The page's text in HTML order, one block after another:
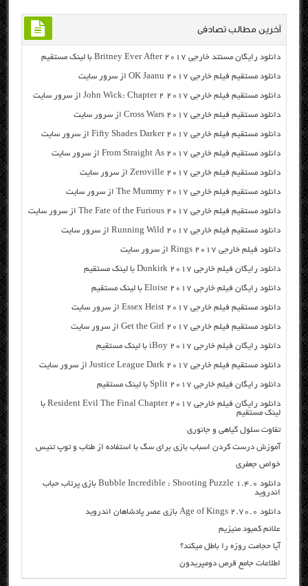
آخرین مطالب تصادفی
دانلود رایگان مسنتد خارجی Britney Ever After 2017 با لینک مستقیم
دانلود مستقیم فیلم خارجی OK Jaanu 2017 از سرور سایت
دانلود مستقیم فیلم خارجی John Wick: Chapter 2 2017 از سرور سایت
دانلود مستقیم فیلم خارجی Cross Wars 2017 از سرور سایت
دانلود مستقیم فیلم خارجی Fifty Shades Darker 2017 از سرور سایت
دانلود مستقیم فیلم خارجی From Straight As 2017 از سرور سایت
دانلود مستقیم فیلم خارجی Zeroville 2017 از سرور سایت
دانلود مستقیم فیلم خارجی The Mummy 2017 از سرور سایت
دانلود مستقیم فیلم خارجی The Fate of the Furious 2017 از سرور سایت
دانلود مستقیم فیلم خارجی Running Wild 2017 از سرور سایت
دانلود فیلم خارجی Rings 2017 از سرور سایت
دانلود رایگان فیلم خارجی Dunkirk 2017 با لینک مستقیم
دانلود رایگان فیلم خارجی Eloise 2017 با لینک مستقیم
دانلود مستقیم فیلم خارجی Essex Heist 2017 از سرور سایت
دانلود مستقیم فیلم خارجی Get the Girl 2017 از سرور سایت
دانلود رایگان فیلم خارجی iBoy 2017 با لینک مستقیم
دانلود مستقیم فیلم خارجی Justice League Dark 2017 از سرور سایت
دانلود رایگان فیلم خارجی Split 2017 با لینک مستقیم
دانلود رایگان فیلم خارجی Resident Evil The Final Chapter 2017 با
لینک مستقیم
تفاوت سلول گیاهی و جانوری
آموزش درست کردن اسباب بازی برای سگ با استفاده از طناب و توپ تنیس
خواص جعفری
دانلود Bubble Incredible : Shooting Puzzle 1.4.0 بازی پرتاب حباب
اندروید
دانلود Age of Kings 2.70.0 بازی عصر پادشاهان اندروید
علائم کمبود منیزیم
آیا حجامت روزه را باطل میکند؟
اطلاعات جامع قرص دومپریدون